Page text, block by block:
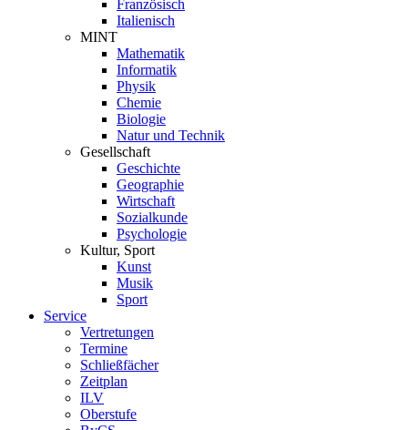
Französisch
Italienisch
MINT
Mathematik
Informatik
Physik
Chemie
Biologie
Natur und Technik
Gesellschaft
Geschichte
Geographie
Wirtschaft
Sozialkunde
Psychologie
Kultur, Sport
Kunst
Musik
Sport
Service
Vertretungen
Termine
Schließfächer
Zeitplan
ILV
Oberstufe